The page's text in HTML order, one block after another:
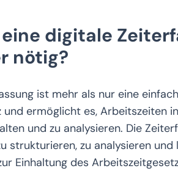
digitale
nötig?
ist mehr als nur eine
ermöglicht es, Arbeitszeiten
und zu analysieren. Die
strukturieren, zu analysieren
Einhaltung des